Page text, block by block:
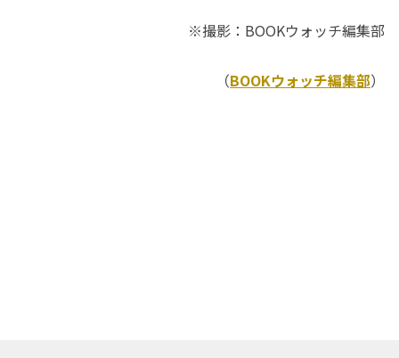
※撮影：BOOKウォッチ編集部
（BOOKウォッチ編集部）